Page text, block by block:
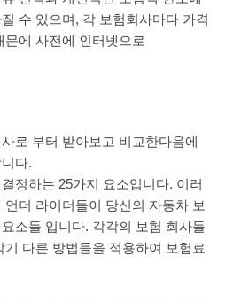
수 있으며, 각 보험회사마다 가격
에 사전에 인터넷으로
로 부터 받아보고 비교한다음에
다.
정하는 25가지 요소입니다. 이러
더 라이더들이 당신의 자동차 보
소들 입니다. 각각의 보험 회사들
다른 방법들을 적용하여 보험료